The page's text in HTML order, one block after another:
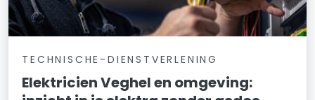
Tuindorp De Kievit
Udenhout
Wandelbos Noord
TECHNISCHE-DIENSTVERLENING
Elektricien Veghel en omgeving: